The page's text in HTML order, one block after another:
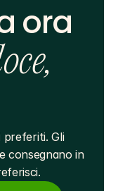
ora
preferiti. Gli
consegnano in